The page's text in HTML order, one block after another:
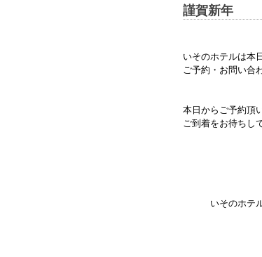
謹賀新年
いそのホテルは本
ご予約・お問い合
本日からご予約頂
ご到着をお待ちし
いそのホテル